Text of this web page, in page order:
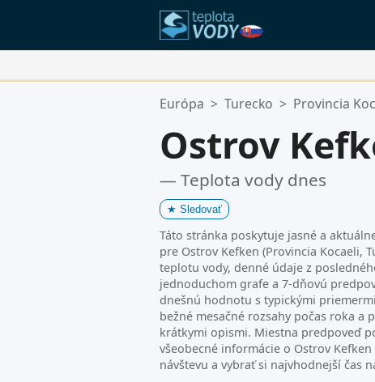
Vaše Obľúbené Lokality:
Európa > Turecko > Provincia
Ostrov
— Teplota vody dnes
★ Sledovať
Táto stránka poskytuje jasné a
pre Ostrov Kefken (Provincia Kocaeli,
teplotu vody, denné údaje z
jednoduchom grafe a 7-dňovú
dnešnú hodnotu s typickými
bežné mesačné rozsahy počas roka a
krátkymi opismi. Miestna predpoveď
všeobecné informácie o Ostrov
návštevu a vybrať si najvhodnejší čas